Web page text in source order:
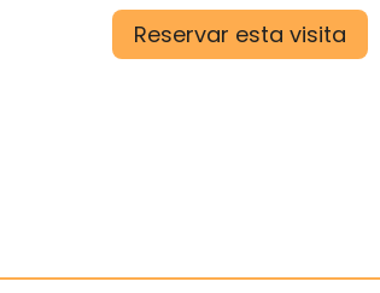
Reservar esta visita